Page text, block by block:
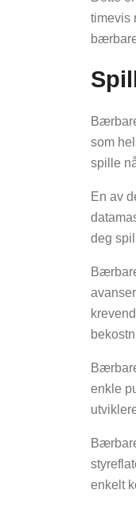
timevis
som
spille
En av
deg
enkle
enkelt